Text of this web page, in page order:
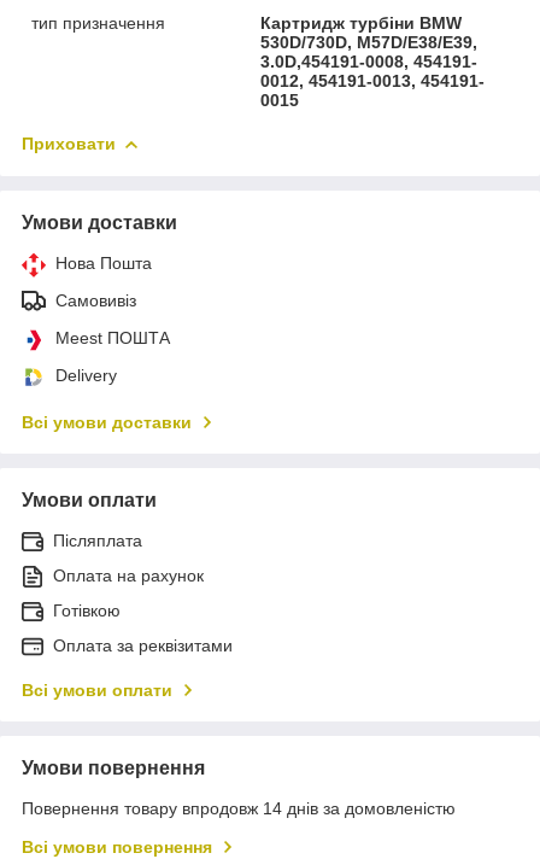
тип призначення
Картридж турбіни BMW
530D/730D, M57D/E38/E39,
3.0D,454191-0008, 454191-
0012, 454191-0013, 454191-
0015
Приховати
Умови доставки
Нова Пошта
Самовивіз
Meest ПОШТА
Delivery
Всі умови доставки
Умови оплати
Післяплата
Оплата на рахунок
Готівкою
Оплата за реквізитами
Всі умови оплати
Умови повернення
Повернення товару впродовж 14 днів за домовленістю
Всі умови повернення